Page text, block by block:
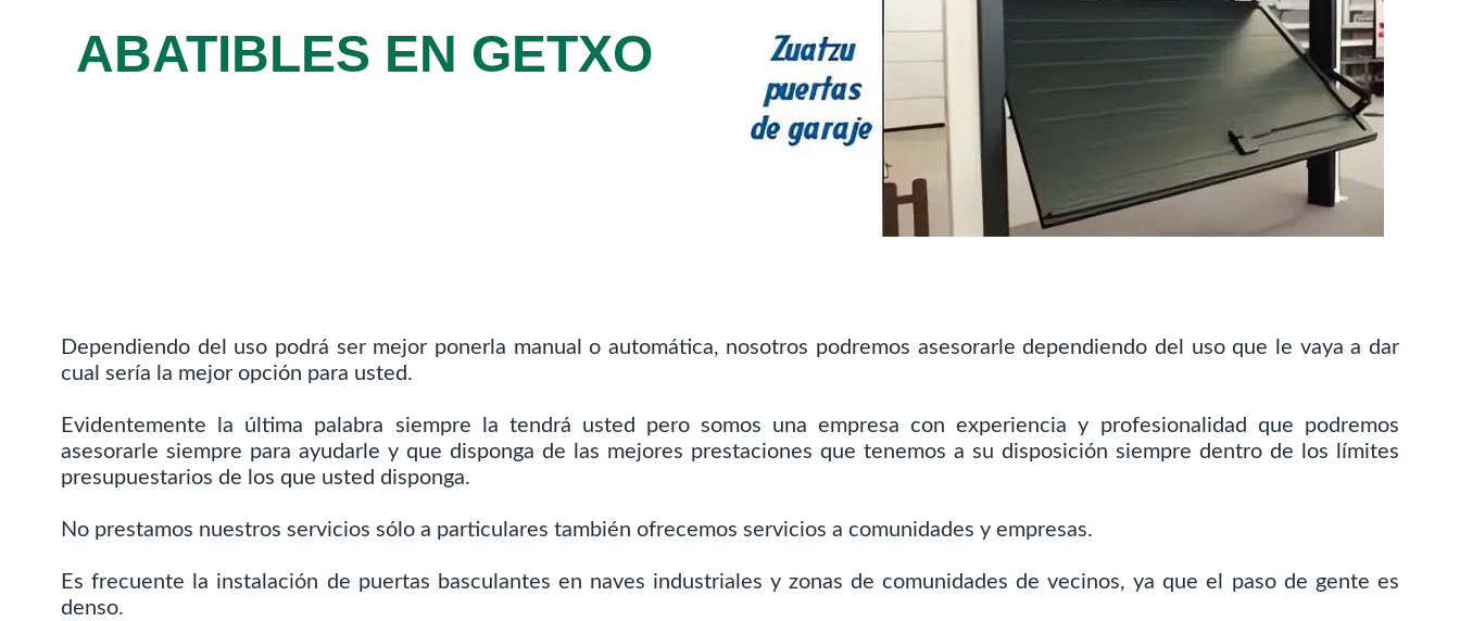
ABATIBLES EN GETXO
Dependiendo del uso podrá ser mejor ponerla manual o automática, nosotros podremos asesorarle dependiendo del uso que le vaya a dar
cual sería la mejor opción para usted.
Evidentemente la última palabra siempre la tendrá usted pero somos una empresa con experiencia y profesionalidad que podremos
asesorarle siempre para ayudarle y que disponga de las mejores prestaciones que tenemos a su disposición siempre dentro de los límites
presupuestarios de los que usted disponga.
No prestamos nuestros servicios sólo a particulares también ofrecemos servicios a comunidades y empresas.
Es frecuente la instalación de puertas basculantes en naves industriales y zonas de comunidades de vecinos, ya que el paso de gente es
denso.